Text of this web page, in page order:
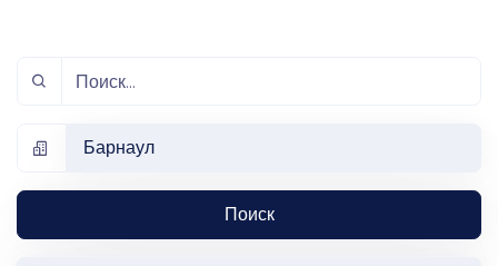
Барнаул
Поиск